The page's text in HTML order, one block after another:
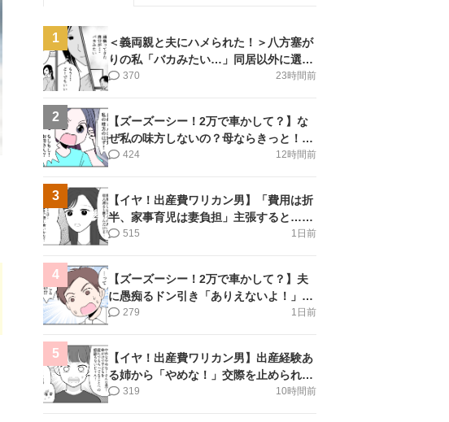
1
＜義両親と夫にハメられた！＞八方塞が
りの私「バカみたい…」同居以外に選択
肢がない【第5話まんが】
23時間前
370
2
【ズーズーシー！2万で車かして？】な
ぜ私の味方しないの？母ならきっと！＜
第17話＞#4コマ母道場
12時間前
424
3
【イヤ！出産費ワリカン男】「費用は折
半、家事育児は妻負担」主張すると…＜
第11話＞#4コマ母道場
1日前
515
4
【ズーズーシー！2万で車かして？】夫
に愚痴るドン引き「ありえないよ！」＜
第16話＞#4コマ母道場
1日前
279
5
【イヤ！出産費ワリカン男】出産経験あ
る姉から「やめな！」交際を止められ＜
第12話＞#4コマ母道場
10時間前
319